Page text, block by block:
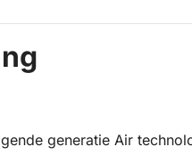
generatie Air